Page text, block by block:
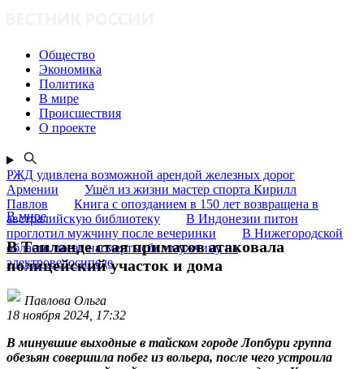
Общество
Экономика
Политика
В мире
Происшествия
О проекте
РЖД удивлена возможной арендой железных дорог
Армении
Ушёл из жизни мастер спорта Кирилл
Павлов
Книга с опозданием в 150 лет возвращена в
австралийскую библиотеку
В Индонезии питон
проглотил мужчину после вечеринки
В Нижегородской
области поезд насмерть сбил мужчину на
электровелосипеде
В мире
В Таиланде стая приматов атаковала
полицейский участок и дома
Павлова Ольга
18 ноября 2024, 17:32
В минувшие выходные в тайском городе Лопбури группа
обезьян совершила побег из вольера, после чего устроила